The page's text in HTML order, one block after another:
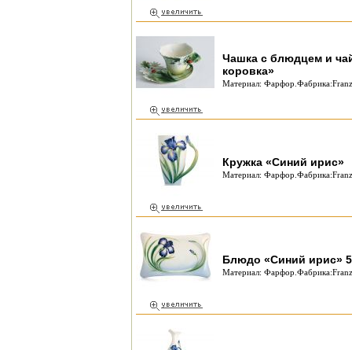
Чашка с блюдцем и
коровка»
Материал:
Кружка «Синий ирис»
Материал:
Блюдо «Синий ирис»
Материал: